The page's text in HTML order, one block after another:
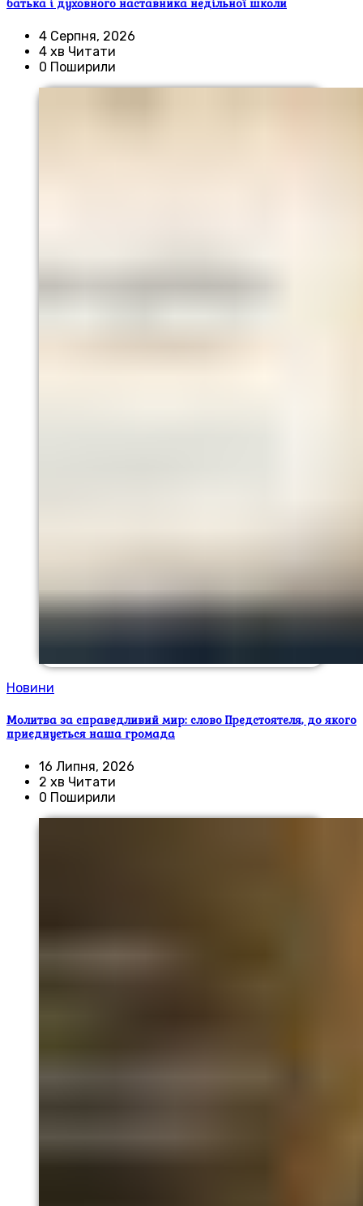
батька і духовного наставника недільної школи
4 Серпня, 2026
4 хв Читати
0 Поширили
Новини
Молитва за справедливий мир: слово Предстоятеля, до якого
приєднується наша громада
16 Липня, 2026
2 хв Читати
0 Поширили